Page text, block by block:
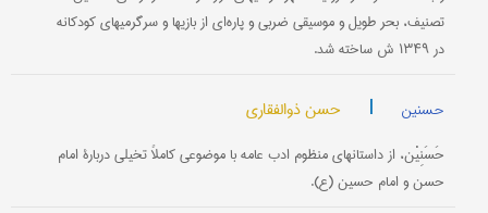
تصنیف، بحر طویل و موسیقی ضربی و پاره‌ای از بازیها و سرگرمیهای کودکانه
در ۱۳۴۹ ش ساخته شد.
حسنین | حسن ذوالفقاری
حَسَنِیْن، از داستانهای منظوم ادب عامه با موضوعی کاملاً تخیلی دربارۀ امام
حسن و امام حسین (ع).